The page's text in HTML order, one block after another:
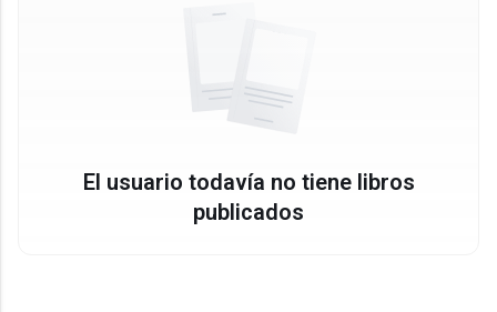
El usuario todavía no tiene libros
publicados